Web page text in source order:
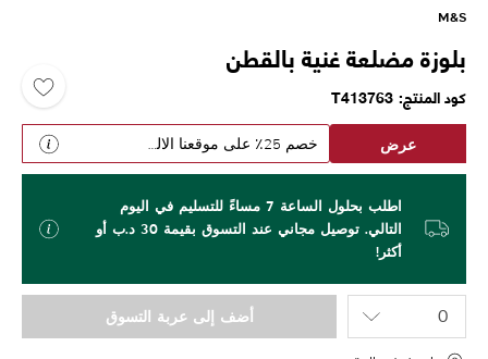
M&S
بلوزة مضلعة غنية بالقطن
كود المنتج T413763
عرض خصم 25٪ على موقعنا الالكتروني
اطلب بحلول الساعة 7 مساءً للتسليم في اليوم
التالي. توصيل مجاني عند التسوق بقيمة 30 د.ب أو
أكثر!
أضف إلى عربة التسوق